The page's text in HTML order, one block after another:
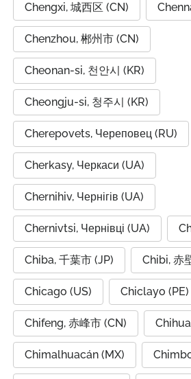
Chengxi, 城西区 (CN)
Chenzhou, 郴州市 (CN)
Cheonan-si, 천안시 (KR)
Cheongju-si, 청주시 (KR)
Cherepovets, Череповец (RU)
Cherkasy, Черкаси (UA)
Chernihiv, Чернігів (UA)
Chernivtsi, Чернівці (UA)
Chiba, 千葉市 (JP) Chibi, 赤
Chicago (US) Chiclayo (PE)
Chifeng, 赤峰市 (CN)
Chimalhuacán (MX)